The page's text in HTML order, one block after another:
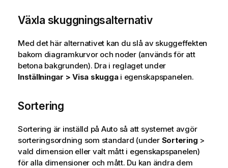
Växla skuggningsalternativ
Med det här alternativet kan du slå av skuggeffekten
bakom diagramkurvor och noder (används för att
betona bakgrunden). Dra i reglaget under
Inställningar > Visa skuggai egenskapspanelen.
Sortering
Sortering är inställd på Auto så att systemet avgör
sorteringsordning som standard (under Sortering >
vald dimension eller valt mått i egenskapspanelen)
för alla dimensioner och mått. Du kan ändra dem